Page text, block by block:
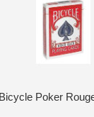
Poker